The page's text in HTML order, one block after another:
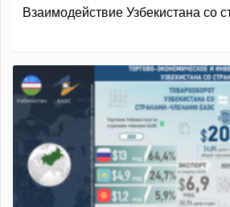
Взаимодействие Узбекистана со